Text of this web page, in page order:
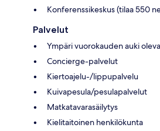
Konferenssikeskus (tilaa 550
Palvelut
Ympäri vuorokauden auki
Concierge-palvelut
Kiertoajelu-/lippupalvelu
Kuivapesula/pesulapalvelut
Matkatavarasäilytys
Kielitaitoinen henkilökunta